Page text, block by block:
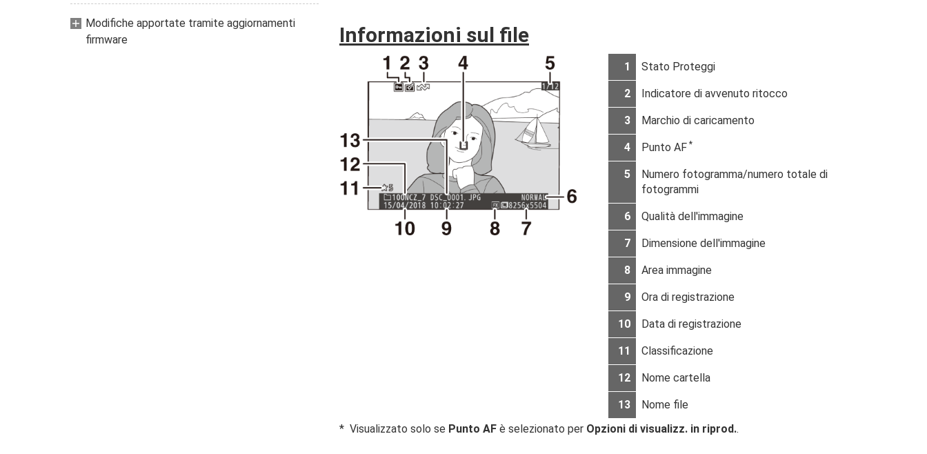
Modifiche apportate tramite aggiornamenti
firmware
Informazioni sul file
1 Stato Proteggi
2 Indicatore di avvenuto ritocco
3 Marchio di caricamento
4 Punto AF *
5
Numero fotogramma/numero totale di
fotogrammi
6 Qualità dell'immagine
7 Dimensione dell'immagine
8 Area immagine
9 Ora di registrazione
10 Data di registrazione
11 Classificazione
12 Nome cartella
13
Nome file
Visualizzato solo se Punto AF è selezionato per Opzioni di visualizz. in riprod..